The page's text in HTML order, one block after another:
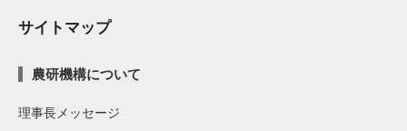
サイトマップ
農研機構について
理事長メッセージ